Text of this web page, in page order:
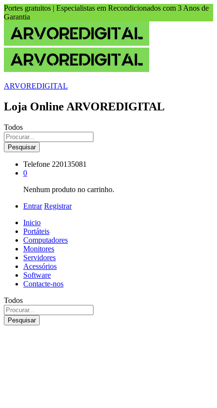
Portes gratuitos | Especialistas em Recondicionados com 3 Anos de
Garantia
ARVOREDIGITAL
Loja Online ARVOREDIGITAL
Todos
Pesquisar
Telefone 220135081
0
Nenhum produto no carrinho.
Entrar Registrar
Inicio
Portáteis
Computadores
Monitores
Servidores
Acessórios
Software
Contacte-nos
Todos
Pesquisar